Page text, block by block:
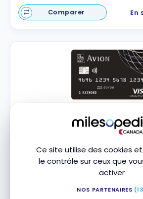
Ce site utilise des cookies
le contrôle sur ceux que
activer
NOS PARTENAIRES
Comparer En
Jusqu'à 70 000 Points
Valeur de la première année :
Transférez vos points vers
Excellentes Assurances